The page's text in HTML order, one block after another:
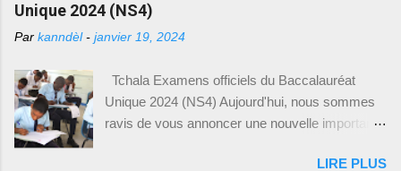
Unique 2024 (NS4)
Par kanndèl - janvier 19, 2024
Tchala Examens officiels du Baccalauréat
Unique 2024 (NS4) Aujourd'hui, nous sommes
ravis de vous annoncer une nouvelle importante
Haïti. Le Ministère de l'Éducation Nationale et de
LIRE PLUS